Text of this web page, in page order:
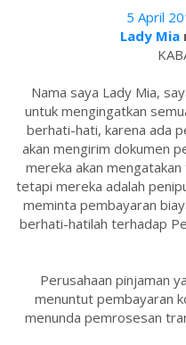
5 April
Lady Mia
Nama saya Lady Mia,
untuk mengingatkan
berhati-hati, karena ada
akan mengirim dokumen
mereka akan
tetapi mereka adalah
meminta pembayaran
berhati-hatilah terhadap
Perusahaan pinjaman
menuntut pembayaran
menunda pemrosesan